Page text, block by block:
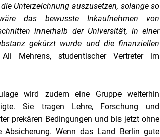
Unterzeichnung auszusetzen, solange so
das bewusste Inkaufnehmen von
innerhalb der Universität, in einer
gekürzt wurde und die finanziellen
Mehrens, studentischer Vertreter im
wird zudem eine Gruppe weiterhin
Sie tragen Lehre, Forschung und
prekären Bedingungen und bis jetzt ohne
Absicherung. Wenn das Land Berlin gute